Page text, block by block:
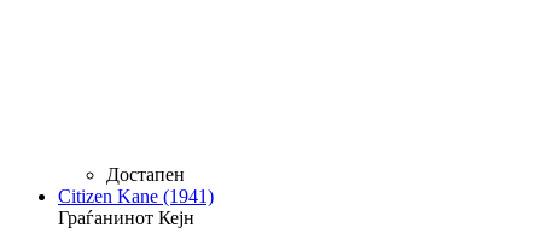
Достапен
Citizen Kane (1941)
Граѓанинот Кејн